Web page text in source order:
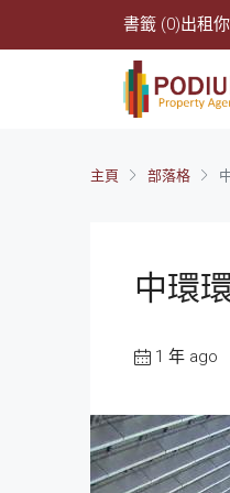
書籤 (0)出租
主頁 部落格
中環
1 年 ago